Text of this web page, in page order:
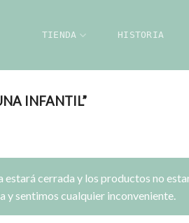
TIENDA HISTORIA
INFANTIL”
estará cerrada y los productos no
y sentimos cualquier inconveniente.